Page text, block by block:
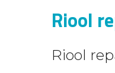
Riool
Riool